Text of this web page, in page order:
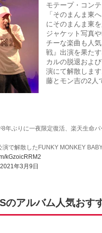
モテープ・コン
「そのまんま東
にそのまんま東
ジャケット写真
チーな楽曲も人
戦』出演を果た
カルの脱退およ
演にて解散しま
藤とモン吉の2人
年ぶりに一夜限定復活、楽天生命
で解散したFUNKY MONKEY
kGzoicRRM2
2021年3月9日
のアルバム人気おす